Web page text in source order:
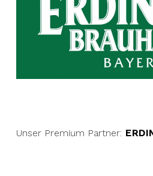
Unser Premium Partner: